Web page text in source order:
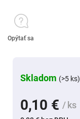
0,10 € / ks
Skladom (>5 ks)
Opýtať sa